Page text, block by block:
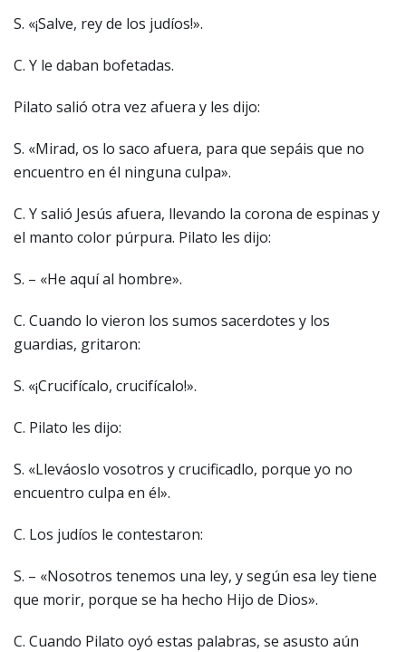
S. «¡Salve, rey de los judíos!».
C. Y le daban bofetadas.
Pilato salió otra vez afuera y les dijo:
S. «Mirad, os lo saco afuera, para que sepáis que no
encuentro en él ninguna culpa».
C. Y salió Jesús afuera, llevando la corona de espinas y
el manto color púrpura. Pilato les dijo:
S. – «He aquí al hombre».
C. Cuando lo vieron los sumos sacerdotes y los
guardias, gritaron:
S. «¡Crucifícalo, crucifícalo!».
C. Pilato les dijo:
S. «Lleváoslo vosotros y crucificadlo, porque yo no
encuentro culpa en él».
C. Los judíos le contestaron:
S. – «Nosotros tenemos una ley, y según esa ley tiene
que morir, porque se ha hecho Hijo de Dios».
C. Cuando Pilato oyó estas palabras, se asusto aún